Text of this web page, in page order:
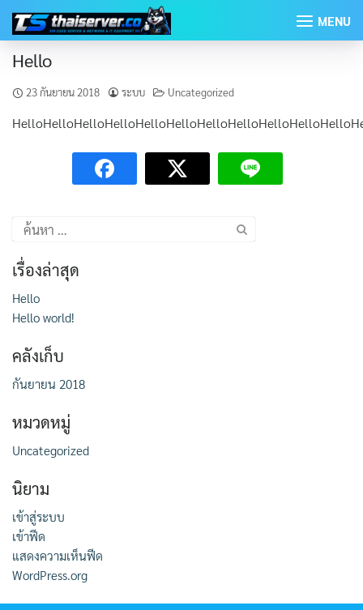
Skip
MENU
Hello
23 กันยายน 2018 ระบบ Uncategorized
ค้นหา
สำหรับ:
เรื่องล่าสุด
Hello
Hello world!
คลังเก็บ
กันยายน 2018
หมวดหมู่
Uncategorized
นิยาม
เข้าสู่ระบบ
เข้าฟีด
แสดงความเห็นฟีด
WordPress.org